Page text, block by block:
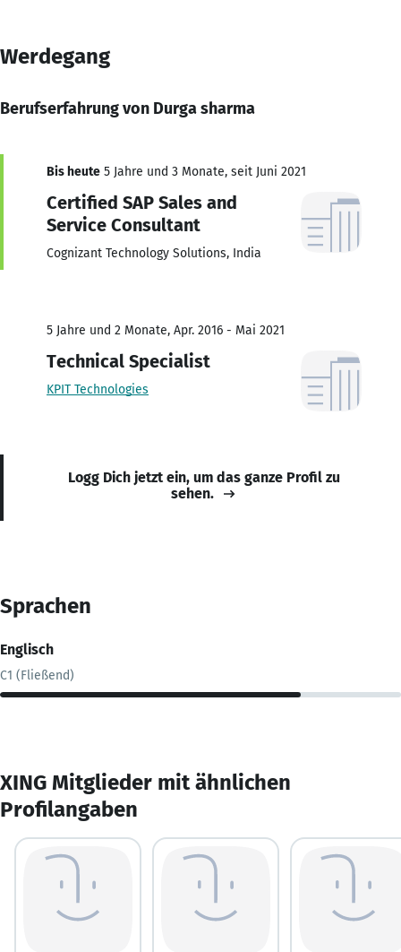
Werdegang
Berufserfahrung von Durga sharma
Bis heute 5 Jahre und 3 Monate, seit Juni 2021
Certified SAP Sales and
Service Consultant
Cognizant Technology Solutions, India
5 Jahre und 2 Monate, Apr. 2016 - Mai 2021
Technical Specialist
KPIT Technologies
Logg Dich jetzt ein, um das ganze Profil zu
sehen.
Sprachen
Englisch
C1 (Fließend)
XING Mitglieder mit ähnlichen
Profilangaben